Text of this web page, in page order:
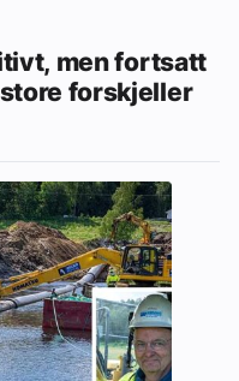
men fortsatt
forskjeller